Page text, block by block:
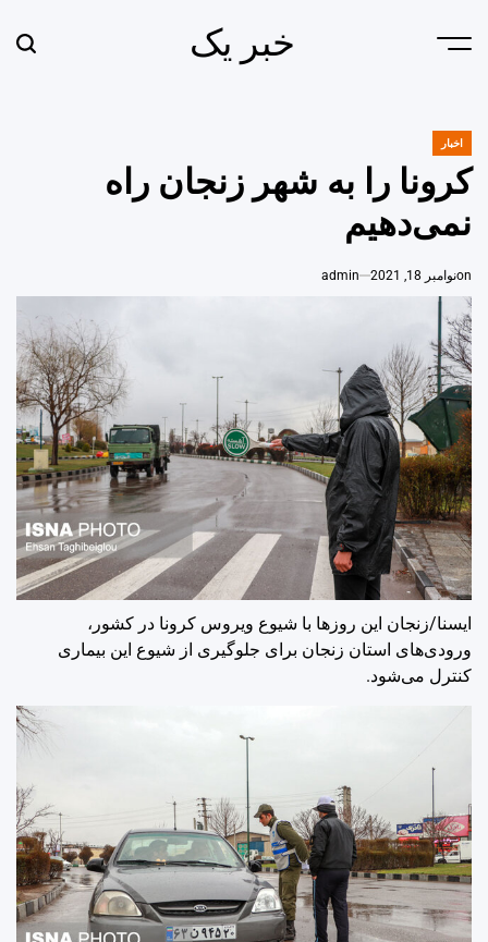
Menu خبر یک
POSTED
IN
اخبار
کرونا را به شهر زنجان راه
نمی‌دهیم
onنوامبر 18, 2021 admin
ایسنا/زنجان این روزها با شیوع ویروس کرونا در کشور،
ورودی‌های استان زنجان برای جلوگیری از شیوع این بیماری
کنترل می‌شود.